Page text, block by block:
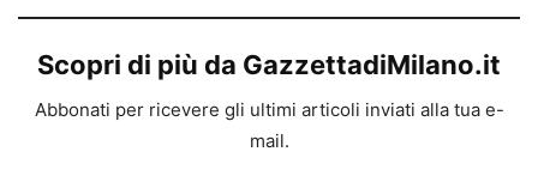
Scopri di più da GazzettadiMilano.it
Abbonati per ricevere gli ultimi articoli inviati alla tua e-
mail.